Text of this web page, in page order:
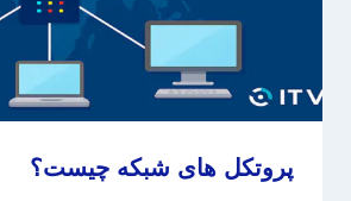
پروتکل های شبکه چیست؟